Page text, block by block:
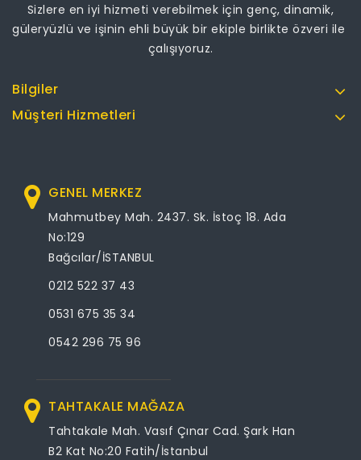
Sizlere en iyi hizmeti verebilmek için genç, dinamik,
güleryüzlü ve işinin ehli büyük bir ekiple birlikte özveri ile
çalışıyoruz.
Bilgiler
Müşteri Hizmetleri
GENEL MERKEZ
Mahmutbey Mah. 2437. Sk. İstoç 18. Ada
No:129
Bağcılar/İSTANBUL
0212 522 37 43
0531 675 35 34
0542 296 75 96
TAHTAKALE MAĞAZA
Tahtakale Mah. Vasıf Çınar Cad. Şark Han
B2 Kat No:20 Fatih/İstanbul